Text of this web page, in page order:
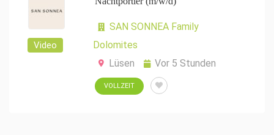
Video
SAN SONNEA Family
Dolomites
Lüsen
Vor 5 Stunden
VOLLZEIT